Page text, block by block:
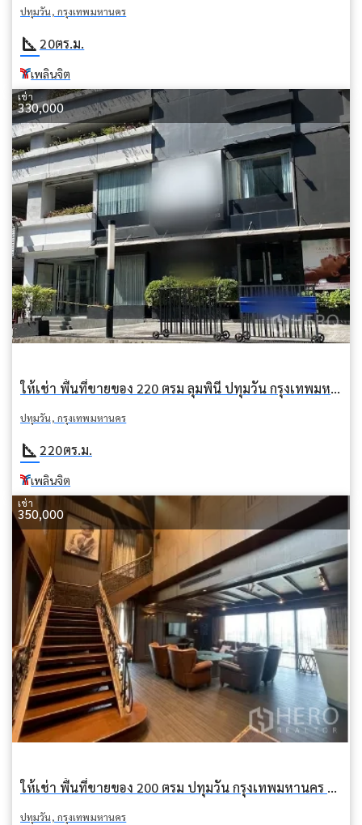
ปทุมวัน, กรุงเทพมหานคร
square_foot 20ตร.ม.
เพลินจิต
เช่า
330,000
ให้เช่า พื้นที่ขายของ 220 ตรม ลุมพินี ปทุมวัน กรุงเทพมหานคร BTS เพลินจิต
ปทุมวัน, กรุงเทพมหานคร
square_foot 220ตร.ม.
เพลินจิต
เช่า
350,000
ให้เช่า พื้นที่ขายของ 200 ตรม ปทุมวัน กรุงเทพมหานคร BTS เพลินจิต
ปทุมวัน, กรุงเทพมหานคร